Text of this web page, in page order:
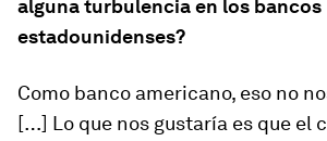
alguna turbulencia en los bancos
estadounidenses?
Como banco americano, eso no
[…] Lo que nos gustaría es que el